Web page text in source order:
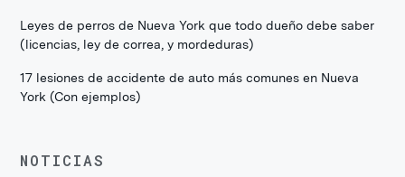
Leyes de perros de Nueva York que todo dueño debe saber
(licencias, ley de correa, y mordeduras)
17 lesiones de accidente de auto más comunes en Nueva
York (Con ejemplos)
NOTICIAS